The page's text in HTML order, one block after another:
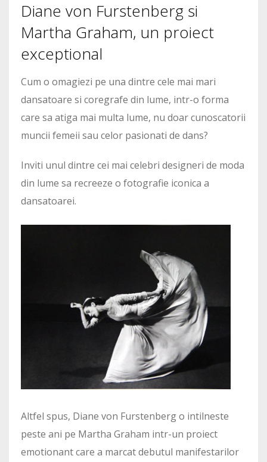
Diane von Furstenberg si
Martha Graham, un proiect
exceptional
Cum o omagiezi pe una dintre cele mai mari
dansatoare si coregrafe din lume, intr-o forma
care sa atiga mai multa lume, nu doar cunoscatorii
muncii femeii sau celor pasionati de dans?
Inviti unul dintre cei mai celebri designeri de moda
din lume sa recreeze o fotografie iconica a
dansatoarei.
Altfel spus, Diane von Furstenberg o intilneste
peste ani pe Martha Graham intr-un proiect
emotionant care a marcat debutul manifestarilor